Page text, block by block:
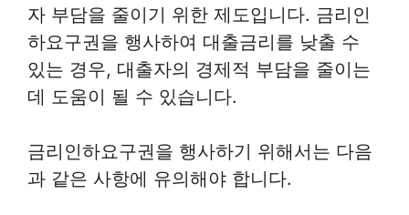
자 부담을 줄이기 위한 제도입니다. 금리인
하요구권을 행사하여 대출금리를 낮출 수
있는 경우, 대출자의 경제적 부담을 줄이는
데 도움이 될 수 있습니다.
금리인하요구권을 행사하기 위해서는 다음
과 같은 사항에 유의해야 합니다.